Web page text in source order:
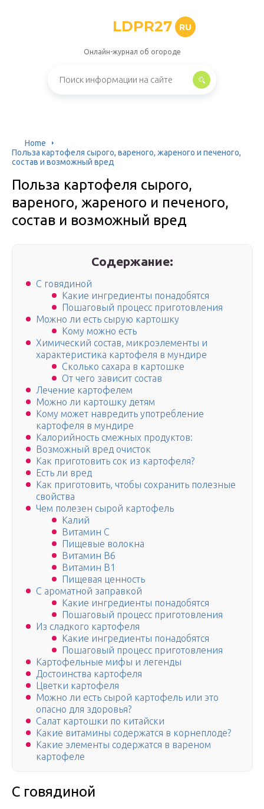
LDPR27 RU
Онлайн-журнал об огороде
Home
Польза картофеля сырого, вареного, жареного и печеного,
состав и возможный вред
Польза картофеля сырого,
вареного, жареного и печеного,
состав и возможный вред
Содержание:
С говядиной
Какие ингредиенты понадобятся
Пошаговый процесс приготовления
Можно ли есть сырую картошку
Кому можно есть
Химический состав, микроэлементы и
характеристика картофеля в мундире
Сколько сахара в картошке
От чего зависит состав
Лечение картофелем
Можно ли картошку детям
Кому может навредить употребление
картофеля в мундире
Калорийность смежных продуктов:
Возможный вред очисток
Как приготовить сок из картофеля?
Есть ли вред
Как приготовить, чтобы сохранить полезные
свойства
Чем полезен сырой картофель
Калий
Витамин C
Пищевые волокна
Витамин В6
Витамин В1
Пищевая ценность
С ароматной заправкой
Какие ингредиенты понадобятся
Пошаговый процесс приготовления
Из сладкого картофеля
Какие ингредиенты понадобятся
Пошаговый процесс приготовления
Картофельные мифы и легенды
Достоинства картофеля
Цветки картофеля
Можно ли есть сырой картофель или это
опасно для здоровья?
Салат картошки по китайски
Какие витамины содержатся в корнеплоде?
Какие элементы содержатся в вареном
картофеле
С говядиной